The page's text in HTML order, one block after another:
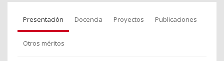
Presentación Docencia Proyectos Publicaciones
Otros méritos